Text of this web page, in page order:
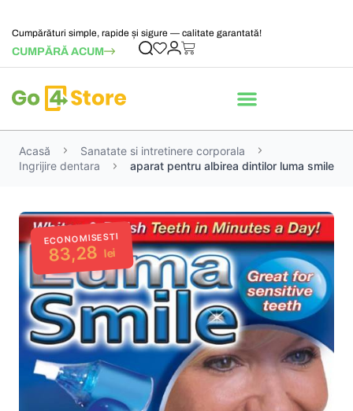
Cumpărături simple, rapide și sigure — calitate garantată!
CUMPĂRĂ ACUM
Acasă
Sanatate si intretinere corporala
Ingrijire dentara
aparat pentru albirea dintilor luma smile
ECONOMISESTI
83,28 lei